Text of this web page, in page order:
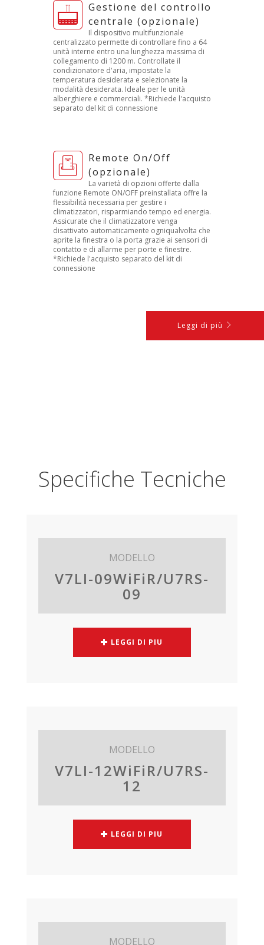
Gestione del controllo
centrale (opzionale)
Il dispositivo multifunzionale
centralizzato permette di controllare fino a 64
unità interne entro una lunghezza massima di
collegamento di 1200 m. Controllate il
condizionatore d'aria, impostate la
temperatura desiderata e selezionate la
modalità desiderata. Ideale per le unità
alberghiere e commerciali. *Richiede l'acquisto
separato del kit di connessione
Remote On/Off
(opzionale)
La varietà di opzioni offerte dalla
funzione Remote ON/OFF preinstallata offre la
flessibilità necessaria per gestire i
climatizzatori, risparmiando tempo ed energia.
Assicurate che il climatizzatore venga
disattivato automaticamente ogniqualvolta che
aprite la finestra o la porta grazie ai sensori di
contatto e di allarme per porte e finestre.
*Richiede l'acquisto separato del kit di
connessione
Leggi di più
Specifiche Tecniche
MODELLO
V7LI-09WiFiR/U7RS-
09
LEGGI DI PIU
MODELLO
V7LI-12WiFiR/U7RS-
12
LEGGI DI PIU
MODELLO